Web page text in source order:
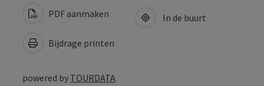
PDF aanmaken
Bijdrage printen
In de buurt
powered by TOURDATA